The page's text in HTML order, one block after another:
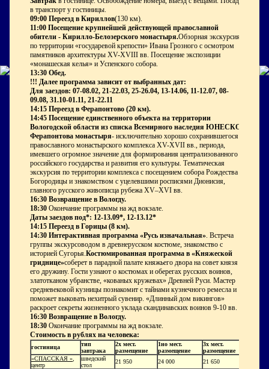
в транспорт у гостиницы.
09:00 Переезд в Кириллов(130 км).
11:00 Посещение крупнейшей действующей православной
обители - Кирилло-Белозерского монастыря.Обзорная экскурсия
по территории «государевой крепости» Ивана Грозного с осмотром
памятников архитектуры XV-XVIII вв. Посещение экспозиции
«монашеская келья» и Успенского собора.
13:30 Обед.
!!! Далее программа зависит от выбранных дат:
Для заездов: 07-08.02, 21-22.03, 25-26.04, 13-14.06, 11-12.07, 08-
09.08, 31.10-01.11, 21-22.11
14:15 Переезд в Ферапонтово (20 км).
14:45 Посещение единственного объекта на территории
Вологодской области из списка Всемирного наследия ЮНЕСКО -
Ферапонтова монастыря- исключительно хорошо сохранившегося
православного монастырского комплекса XV-XVII вв., периода,
имевшего огромное значение для формирования централизованного
российского государства и развития его культуры. Тематическая
экскурсия по территории комплекса с посещением собора Рождества
Богородицы и знакомством с уцелевшими росписями Дионисия,
главного русского живописца рубежа XV–XVI вв.
16:30 Возвращение в Вологду.
18:30 Окончание программы на жд вокзале.
Даты заездов под*: 12-13.09*, 12-13.12*
14:15 Переезд в Горицы (8 км).
14:30 Интерактивная программа «Русь изначальная». Встреча
группы экскурсоводом в древнерусском костюме, знакомство с
историей Сугорья.Костюмированная программа в «Княжеской
гриднице»соберет в парадной палате княжьего двора на совет князя и
его дружину. Гости узнают о костюмах и оберегах русских воинов,
златотканом убранстве, «кованых кружевах» Древней Руси. Мастер
средневековой кузницы познакомит с тайнами кузнечного ремесла и
поможет выковать нехитрый сувенир. «Длинный дом викингов»
раскроет секреты жизненного уклада скандинавских воинов 9-10 вв.
16:30 Возвращение в Вологду.
18:30 Окончание программы на жд вокзале.
Стоимость в рублях на человека:
гостиница
тип
завтрака
2х мест.
размещение
1но мест.
размещение
3х мест.
размещение
«СПАССКАЯ »
центр
шведский
стол
21 950 24 000 21 650